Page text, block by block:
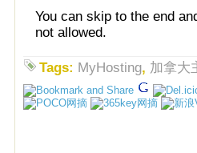
You can skip to the end
not allowed.
Tags: MyHosting, 加拿大